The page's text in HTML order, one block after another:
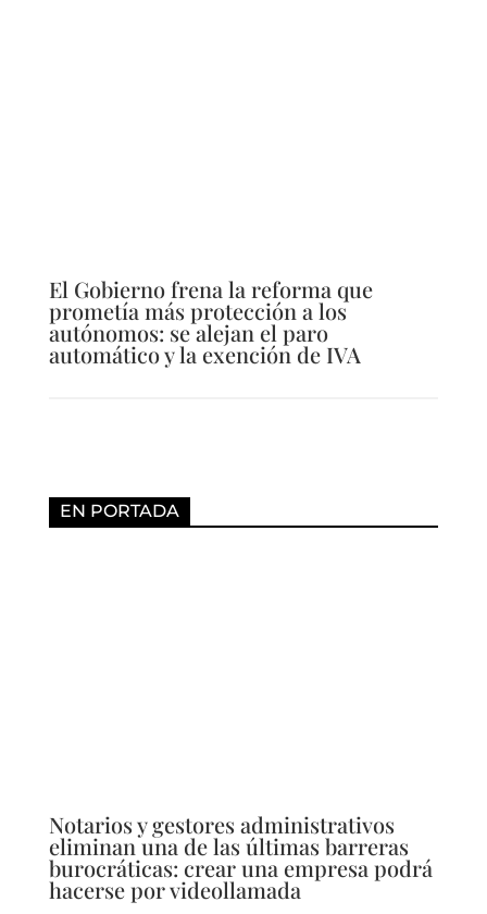
El Gobierno frena la reforma que
prometía más protección a los
autónomos: se alejan el paro
automático y la exención de IVA
EN PORTADA
Notarios y gestores administrativos
eliminan una de las últimas barreras
burocráticas: crear una empresa podrá
hacerse por videollamada